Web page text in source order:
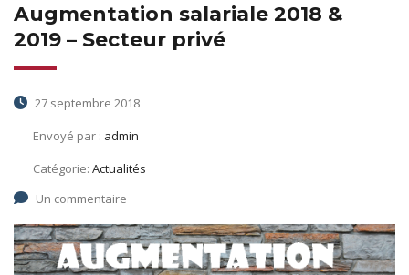
Augmentation salariale 2018 &
2019 – Secteur privé
27 septembre 2018
Envoyé par : admin
Catégorie: Actualités
Un commentaire